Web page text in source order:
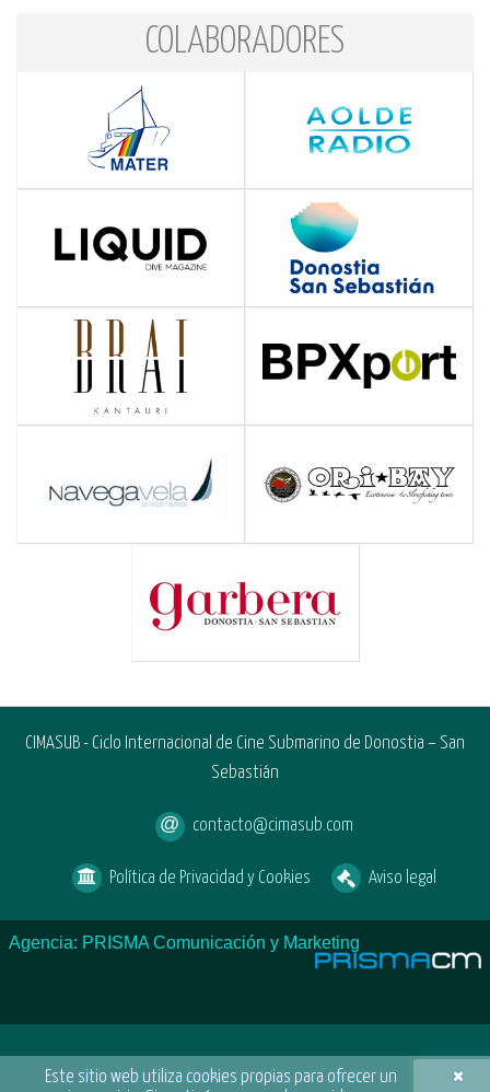
×
Este sitio web utiliza cookies propias para ofrecer un
COLABORADORES
CIMASUB - Ciclo Internacional de Cine Submarino de Donostia – San
Sebastián
contacto@cimasub.com
Política de Privacidad y Cookies Aviso legal
Agencia: PRISMA Comunicación y Marketing